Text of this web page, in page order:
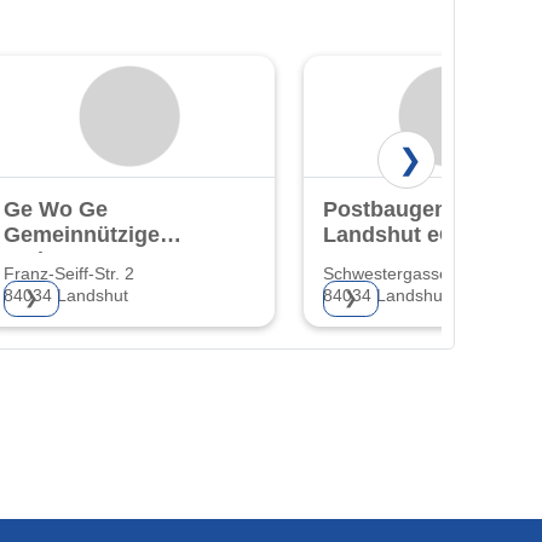
Ge Wo Ge
Gemeinnützige
Wohnungsgenossenschaft
eG
Franz-Seiff-Str. 2
84034 Landshut
❯
Landshut eG
Schwestergasse 24b
84034 Landshut
❯
❯